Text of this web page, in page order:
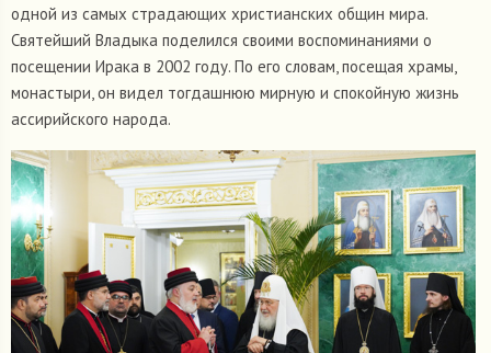
одной из самых страдающих христианских общин мира.
Святейший Владыка поделился своими воспоминаниями о
посещении Ирака в 2002 году. По его словам, посещая храмы,
монастыри, он видел тогдашнюю мирную и спокойную жизнь
ассирийского народа.